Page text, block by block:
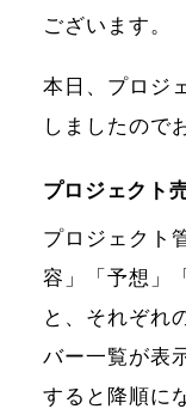
ございます。
本日、プロジ
しましたので
プロジェクト
プロジェクト
容」「予想」
と、それぞれ
バー一覧が表
すると降順に